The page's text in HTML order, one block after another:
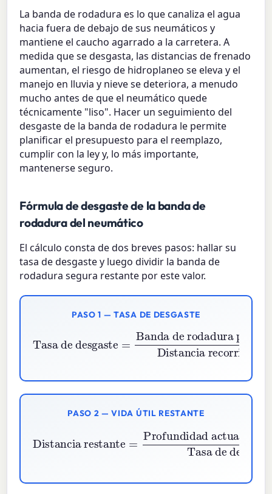
La banda de rodadura es lo que canaliza el agua
hacia fuera de debajo de sus neumáticos y
mantiene el caucho agarrado a la carretera. A
medida que se desgasta, las distancias de frenado
aumentan, el riesgo de hidroplaneo se eleva y el
manejo en lluvia y nieve se deteriora, a menudo
mucho antes de que el neumático quede
técnicamente "liso". Hacer un seguimiento del
desgaste de la banda de rodadura le permite
planificar el presupuesto para el reemplazo,
cumplir con la ley y, lo más importante,
mantenerse seguro.
Fórmula de desgaste de la banda de
rodadura del neumático
El cálculo consta de dos breves pasos: hallar su
tasa de desgaste y luego dividir la banda de
rodadura segura restante por este valor.
PASO 1 — TASA DE DESGASTE
Tasa de desgaste=
Distancia recorrida
PASO 2 — VIDA ÚTIL RESTANTE
Distancia restante=
Tasa de desgaste